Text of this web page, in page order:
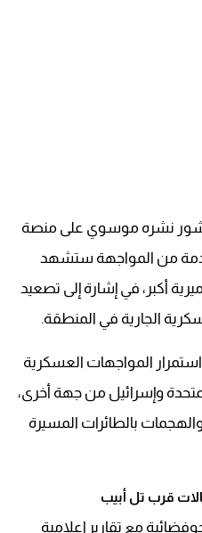
نشره موسوي على منصة
من المواجهة ستشهد
أكبر، في إشارة إلى تصعيد
الجارية في المنطقة.
المواجهات العسكرية
وإسرائيل من جهة أخرى،
بالطائرات المسيرة
قرب تل أبيب
مع تقارير إعلامية